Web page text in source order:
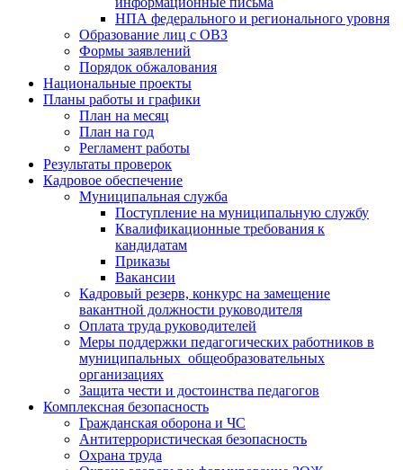
НПА федерального и регионального уровня
Образование лиц с ОВЗ
Формы заявлений
Порядок обжалования
Национальные проекты
Планы работы и графики
План на месяц
План на год
Регламент работы
Результаты проверок
Кадровое обеспечение
Муниципальная служба
Поступление на муниципальную службу
Квалификационные требования к
кандидатам
Приказы
Вакансии
Кадровый резерв, конкурс на замещение
вакантной должности руководителя
Оплата труда руководителей
Меры поддержки педагогических работников в
муниципальных общеобразовательных
организациях
Защита чести и достоинства педагогов
Комплексная безопасность
Гражданская оборона и ЧС
Антитеррористическая безопасность
Охрана труда